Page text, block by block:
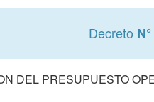
Decreto
DEL PRESUPUESTO